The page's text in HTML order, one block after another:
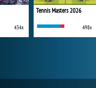
434x
Tennis Masters 2026
498x